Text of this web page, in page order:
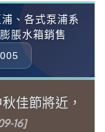
、各式泵浦系
脹水箱銷售
佳節將近，
16]